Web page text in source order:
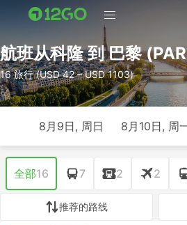
航班从科隆 到 巴黎
16 旅行 (USD 42 – USD 1103)
8月9日, 周日 8月10日, 周
全部16 7 2 2
推荐的路线